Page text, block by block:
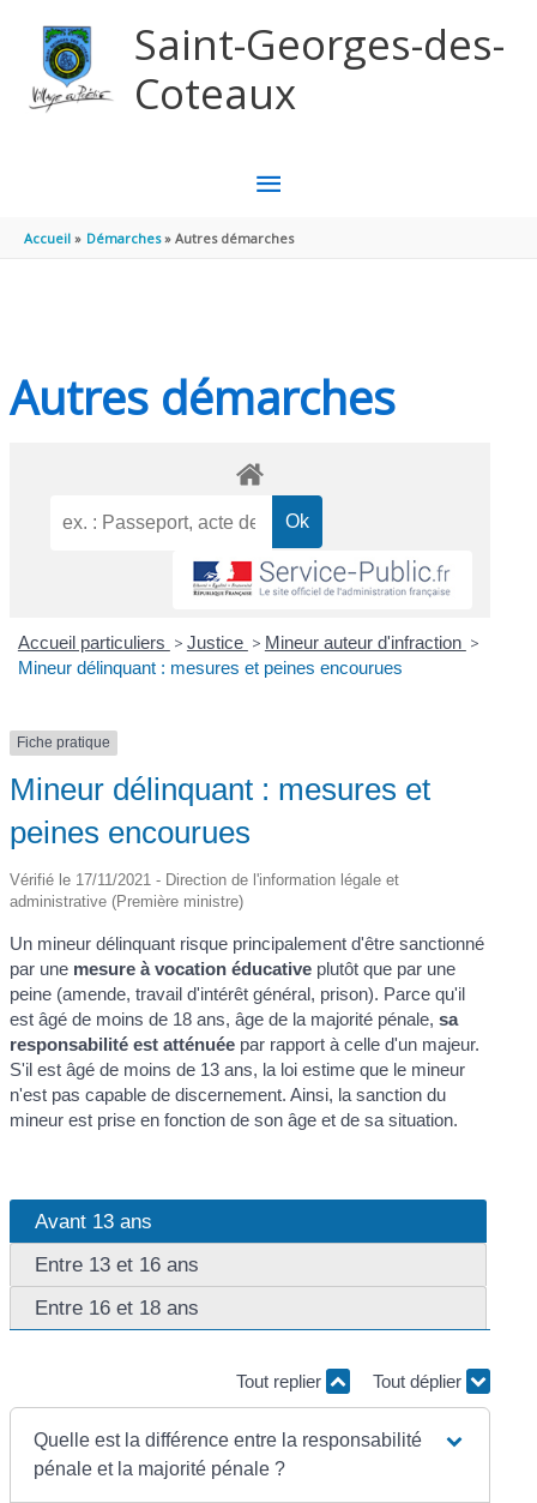
Saint-Georges-des-
Coteaux
MENU
PRINCIPAL
Accueil Démarches Autres démarches
Autres démarches
Accueil particuliers > Justice > Mineur auteur d'infraction >
Mineur délinquant : mesures et peines encourues
Fiche pratique
Mineur délinquant : mesures et
peines encourues
Vérifié le 17/11/2021 - Direction de l'information légale et
administrative (Première ministre)
Un mineur délinquant risque principalement d'être sanctionné
par une mesure à vocation éducative plutôt que par une
peine (amende, travail d'intérêt général, prison). Parce qu'il
est âgé de moins de 18 ans, âge de la majorité pénale,sa
responsabilité est atténuée par rapport à celle d'un majeur.
S'il est âgé de moins de 13 ans, la loi estime que le mineur
n'est pas capable de discernement. Ainsi, la sanction du
mineur est prise en fonction de son âge et de sa situation.
Avant 13 ans
Entre 13 et 16 ans
Entre 16 et 18 ans
Tout replier Tout déplier
Quelle est la différence entre la responsabilité
pénale et la majorité pénale ?